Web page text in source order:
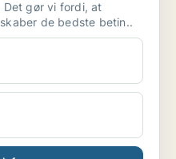
gør vi fordi, at
de bedste betin..